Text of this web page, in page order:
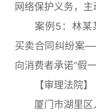
网络保护义务，主
案例5：林某
买卖合同纠纷案
向消费者承诺“假
【审理法院】
厦门市湖里区